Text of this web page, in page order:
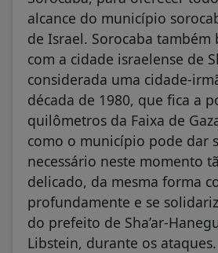
alcance do município
de Israel. Sorocaba também
com a cidade israelense de
considerada uma cidade-
década de 1980, que fica a
quilômetros da Faixa de
como o município pode dar
necessário neste momento
delicado, da mesma forma
profundamente e se
do prefeito de Sha’ar-
Libstein, durante os ataques.